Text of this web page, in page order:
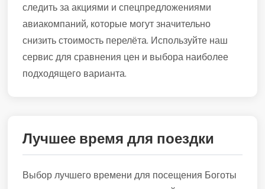
следить за акциями и спецпредложениями
авиакомпаний, которые могут значительно
снизить стоимость перелёта. Используйте наш
сервис для сравнения цен и выбора наиболее
подходящего варианта.
Лучшее время для поездки
Выбор лучшего времени для посещения Боготы